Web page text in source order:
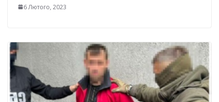
6 Лютого, 2023